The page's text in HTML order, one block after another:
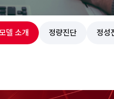
델 소개 정량진단 정성